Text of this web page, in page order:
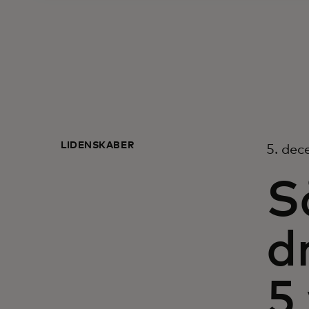
LIDENSKABER 5.